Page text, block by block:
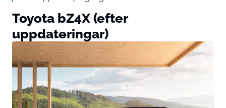
Toyota bZ4X (efter
uppdateringar)